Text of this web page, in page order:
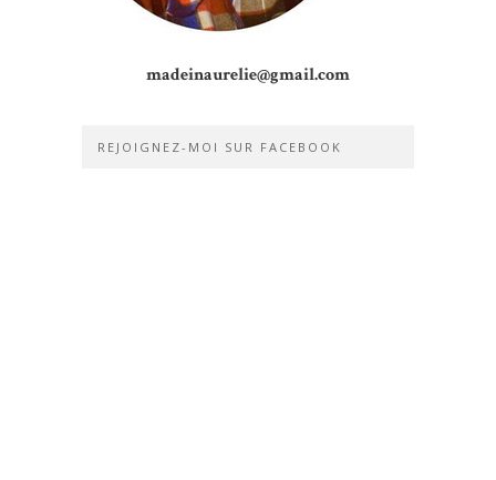
madeinaurelie@gmail.com
REJOIGNEZ-MOI SUR FACEBOOK